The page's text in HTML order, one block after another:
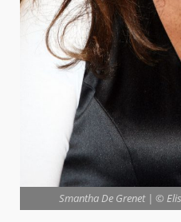
Smantha De Grenet | ©